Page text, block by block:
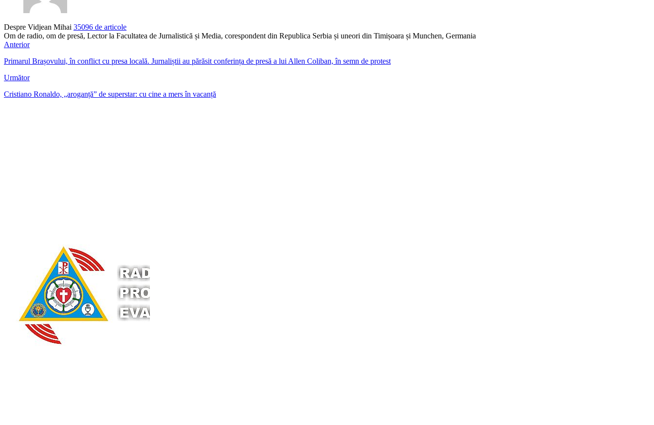
Despre Vidjean Mihai 35096 de articole
Om de radio, om de presă, Lector la Facultatea de Jurnalistică și Media, corespondent din Republica Serbia și uneori din Timișoara și Munchen, Germania
Anterior
Primarul Brașovului, în conflict cu presa locală. Jurnaliștii au părăsit conferința de presă a lui Allen Coliban, în semn de protest
Următor
Cristiano Ronaldo, „aroganță” de superstar: cu cine a mers în vacanță